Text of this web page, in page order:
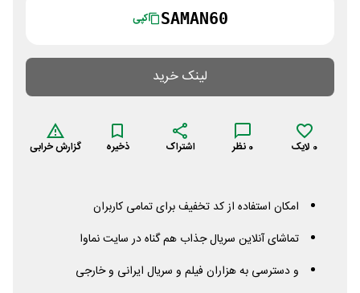
SAMAN60 کپی
لینک خرید
0 لایک 0 نظر اشتراک ذخیره گزارش خرابی
امکان استفاده از کد تخفیف برای تمامی کاربران
تماشای آنلاین سریال جذاب هم گناه در سایت نماوا
و دسترسی به هزاران فیلم و سریال ایرانی و خارجی